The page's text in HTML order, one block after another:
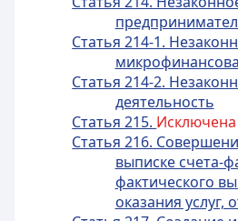
Статья 214-1.
Статья 214-2.
деятельность
Статья 215. Исключена
Статья 216.
выписке счета-
фактического
оказания услуг,